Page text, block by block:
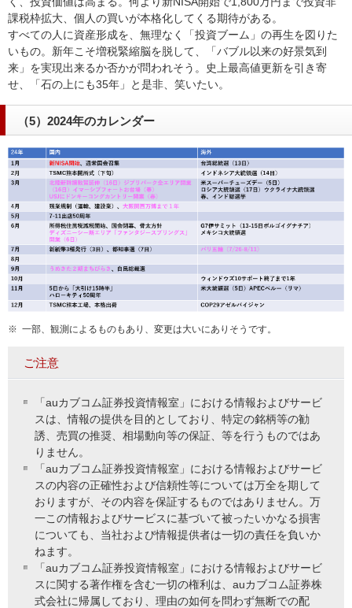
課税枠拡大、個人の買いが本格化してくる期待がある。
すべての人に資産形成を、無理なく「投資ブーム」の再生を図りた
いもの。新年こそ増税緊縮脳を脱して、「バブル以来の好景気到
来」を実現出来るか否かが問われそう。史上最高値更新を引き寄
せ、「石の上にも35年」と是非、笑いたい。
（5）2024年のカレンダー
※ 一部、観測によるものもあり、変更は大いにありそうです。
ご注意
「auカブコム証券投資情報室」における情報およびサービ
スは、情報の提供を目的としており、特定の銘柄等の勧
誘、売買の推奨、相場動向等の保証、等を行うものではあ
りません。
「auカブコム証券投資情報室」における情報およびサービ
スの内容の正確性および信頼性等については万全を期して
おりますが、その内容を保証するものではありません。万
一この情報およびサービスに基づいて被ったいかなる損害
についても、当社および情報提供者は一切の責任を負いか
ねます。
「auカブコム証券投資情報室」における情報およびサービ
スに関する著作権を含む一切の権利は、auカブコム証券株
式会社に帰属しており、理由の如何を問わず無断での配